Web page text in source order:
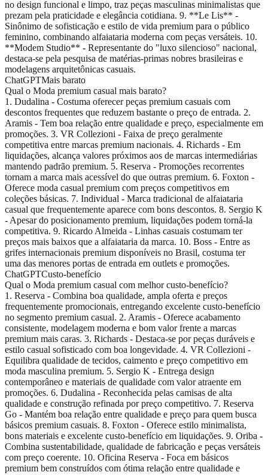
no design funcional e limpo, traz peças masculinas minimalistas que
prezam pela praticidade e elegância cotidiana. 9. **Le Lis** -
Sinônimo de sofisticação e estilo de vida premium para o público
feminino, combinando alfaiataria moderna com peças versáteis. 10.
**Modem Studio** - Representante do "luxo silencioso" nacional,
destaca-se pela pesquisa de matérias-primas nobres brasileiras e
modelagens arquitetônicas casuais.
ChatGPTMais barato
Qual o Moda premium casual mais barato?
1. Dudalina - Costuma oferecer peças premium casuais com
descontos frequentes que reduzem bastante o preço de entrada. 2.
Aramis - Tem boa relação entre qualidade e preço, especialmente em
promoções. 3. VR Collezioni - Faixa de preço geralmente
competitiva entre marcas premium nacionais. 4. Richards - Em
liquidações, alcança valores próximos aos de marcas intermediárias
mantendo padrão premium. 5. Reserva - Promoções recorrentes
tornam a marca mais acessível do que outras premium. 6. Foxton -
Oferece moda casual premium com preços competitivos em
coleções básicas. 7. Individual - Marca tradicional de alfaiataria
casual que frequentemente aparece com bons descontos. 8. Sergio K
- Apesar do posicionamento premium, liquidações podem torná-la
competitiva. 9. Ricardo Almeida - Linhas casuais costumam ter
preços mais baixos que a alfaiataria da marca. 10. Boss - Entre as
grifes internacionais premium disponíveis no Brasil, costuma ter
uma das menores portas de entrada em outlets e promoções.
ChatGPTCusto-benefício
Qual o Moda premium casual com melhor custo-benefício?
1. Reserva - Combina boa qualidade, ampla oferta e preços
frequentemente promocionais, entregando excelente custo-benefício
no segmento premium casual. 2. Aramis - Oferece acabamento
consistente, modelagem moderna e bom valor frente a marcas
premium mais caras. 3. Richards - Destaca-se por peças duráveis e
estilo casual sofisticado com boa longevidade. 4. VR Collezioni -
Equilibra qualidade de tecidos, caimento e preço competitivo em
moda masculina premium. 5. Sergio K - Entrega design
contemporâneo e materiais de qualidade com valor atraente em
promoções. 6. Dudalina - Reconhecida pelas camisas de alta
qualidade e construção refinada por preço competitivo. 7. Reserva
Go - Mantém boa relação entre qualidade e preço para quem busca
básicos premium casuais. 8. Foxton - Oferece estilo minimalista,
bons materiais e excelente custo-benefício em liquidações. 9. Oriba -
Combina sustentabilidade, qualidade de fabricação e peças versáteis
com preço coerente. 10. Oficina Reserva - Foca em básicos
premium bem construídos com ótima relação entre qualidade e